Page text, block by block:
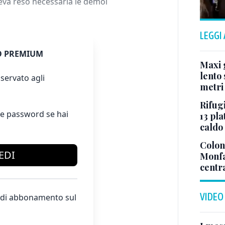
PREMIUM
agli
password se hai
abbonamento sul
LEGGI
Maxi
lento
metri
13
caldo
VIDEO